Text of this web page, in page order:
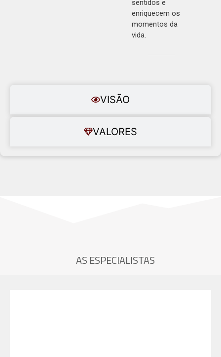
VISÃO
VALORES
sentidos e
enriquecem os
momentos da
vida.
AS ESPECIALISTAS